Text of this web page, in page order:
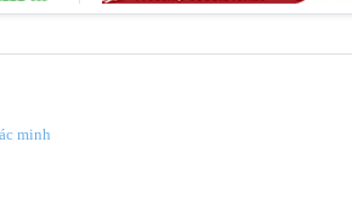
minh